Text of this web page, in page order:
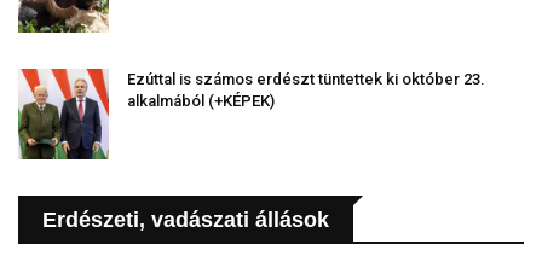
Ezúttal is számos erdészt tüntettek ki október 23.
alkalmából (+KÉPEK)
Erdészeti, vadászati állások